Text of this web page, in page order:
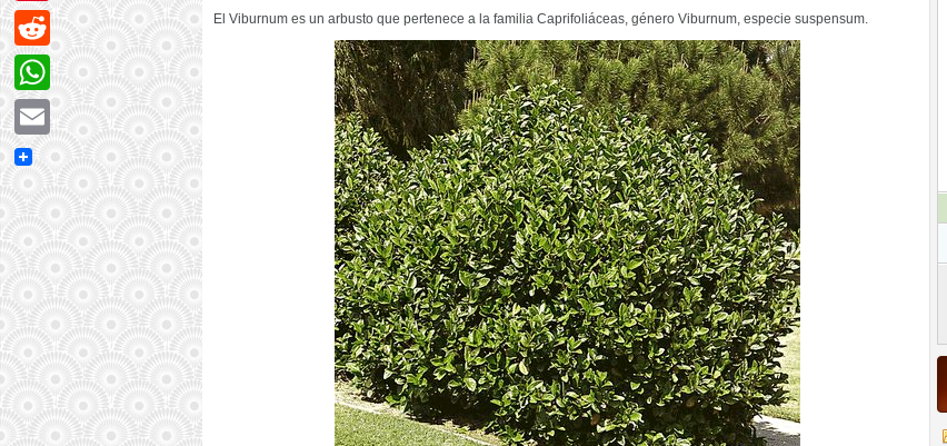
El Viburnum es un arbusto que pertenece a la familia Caprifoliáceas, género Viburnum, especie suspensum.
Pinterest
Reddit
WhatsApp
Email